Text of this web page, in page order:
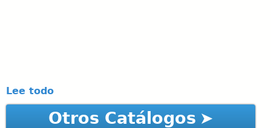
Lee todo
Otros Catálogos